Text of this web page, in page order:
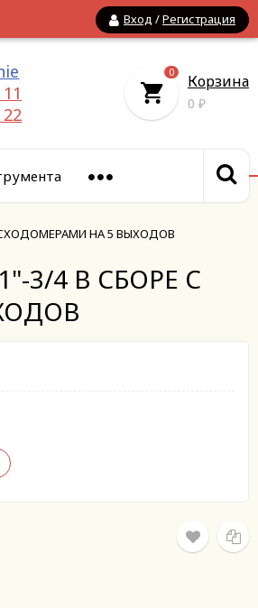
Вход /Регистрация
0 Корзина
0 ₽
НА 5 ВЫХОДОВ
3/4 В СБОРЕ С